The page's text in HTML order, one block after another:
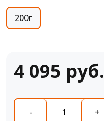
200г
4 095 руб.
- +